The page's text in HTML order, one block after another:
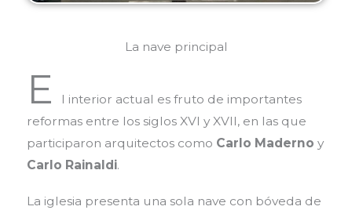
La nave principal
E
l interior actual es fruto de importantes
reformas entre los siglos XVI y XVII, en las que
participaron arquitectos como Carlo Maderno y
Carlo Rainaldi.
La iglesia presenta una sola nave con bóveda de